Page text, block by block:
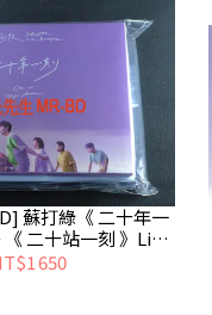
蘇打綠《 二十年一
二十站一刻 》Live
( 台灣正版 )
650